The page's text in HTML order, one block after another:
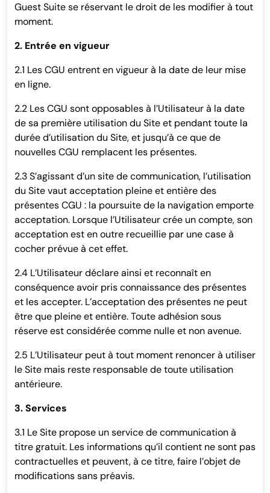
Guest Suite se réservant le droit de les modifier à tout
moment.
2. Entrée en vigueur
2.1 Les CGU entrent en vigueur à la date de leur mise
en ligne.
2.2 Les CGU sont opposables à l’Utilisateur à la date
de sa première utilisation du Site et pendant toute la
durée d’utilisation du Site, et jusqu’à ce que de
nouvelles CGU remplacent les présentes.
2.3 S’agissant d’un site de communication, l’utilisation
du Site vaut acceptation pleine et entière des
présentes CGU : la poursuite de la navigation emporte
acceptation. Lorsque l’Utilisateur crée un compte, son
acceptation est en outre recueillie par une case à
cocher prévue à cet effet.
2.4 L’Utilisateur déclare ainsi et reconnaît en
conséquence avoir pris connaissance des présentes
et les accepter. L’acceptation des présentes ne peut
être que pleine et entière. Toute adhésion sous
réserve est considérée comme nulle et non avenue.
2.5 L’Utilisateur peut à tout moment renoncer à utiliser
le Site mais reste responsable de toute utilisation
antérieure.
3. Services
3.1 Le Site propose un service de communication à
titre gratuit. Les informations qu’il contient ne sont pas
contractuelles et peuvent, à ce titre, faire l’objet de
modifications sans préavis.